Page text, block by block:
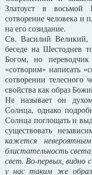
Златоуст в восьмой
сотворение человека и
на его созидание.
Св. Василий Великий,
беседе на Шестоднев
Богом, но
«сотворим» написать
сотворении телесного
свойства как образ
Не называет он
Солнца, однако
Солнца поглощать и
существовать
кажется
блистательность
свет. Во-первых, видно
у нас таким же